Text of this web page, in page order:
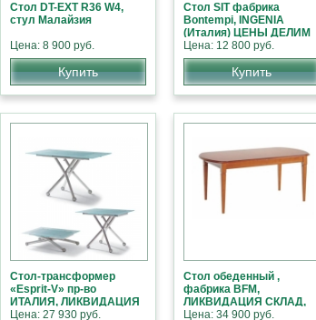
Стол DT-EXT R36 W4,
стул Малайзия
Цена: 8 900 руб.
Купить
Стол SIT фабрика
Bontempi, INGENIA
(Италия) ЦЕНЫ ДЕЛИМ
ПОПОЛАМ
Цена: 12 800 руб.
Купить
Стол-трансформер
«Esprit-V» пр-во
ИТАЛИЯ, ЛИКВИДАЦИЯ
СКЛАД СКИДКА 30%
Цена: 27 930 руб.
Стол обеденный ,
фабрика BFM,
ЛИКВИДАЦИЯ СКЛАД,
СКИДКА 27%
Цена: 34 900 руб.